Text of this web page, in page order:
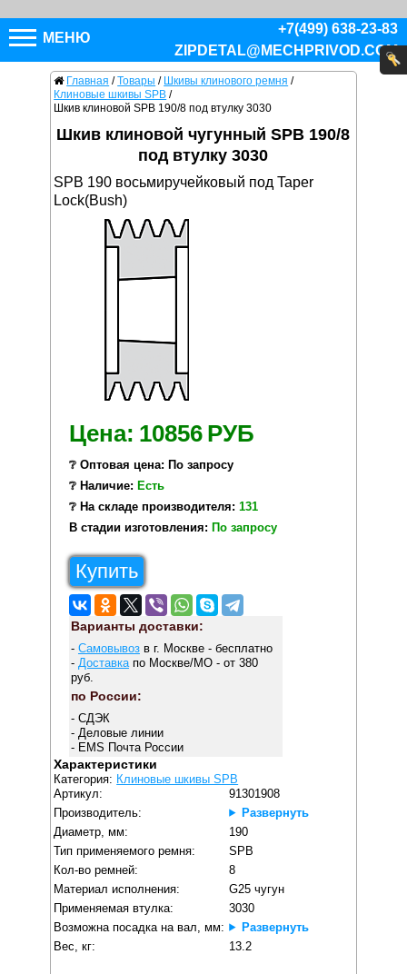
МЕНЮ
+7(499) 638-23-83
ZIPDETAL@MECHPRIVOD.COM
Главная / Товары / Шкивы клинового ремня /
Клиновые шкивы SPB /
Шкив клиновой SPB 190/8 под втулку 3030
Шкив клиновой чугунный SPB 190/8
под втулку 3030
SPB 190 восьмиручейковый под Taper
Lock(Bush)
Цена: 10856 РУБ
❔ Оптовая цена: По запросу
❔ Наличие: Есть
❔ На складе производителя: 131
В стадии изготовления: По запросу
Купить
Варианты доставки:
- Самовывозв г. Москве - бесплатно
- Доставкапо Москве/МО - от 380
руб.
по России:
- СДЭК
- Деловые линии
- EMS Почта России
Характеристики
Категория: Клиновые шкивы SPB
Артикул:
91301908
Производитель:
Развернуть
Диаметр, мм:
190
Тип применяемого ремня:
SPB
Кол-во ремней:
8
Материал исполнения:
G25 чугун
Применяемая втулка:
3030
Возможна посадка на вал, мм:
Развернуть
Вес, кг:
13.2